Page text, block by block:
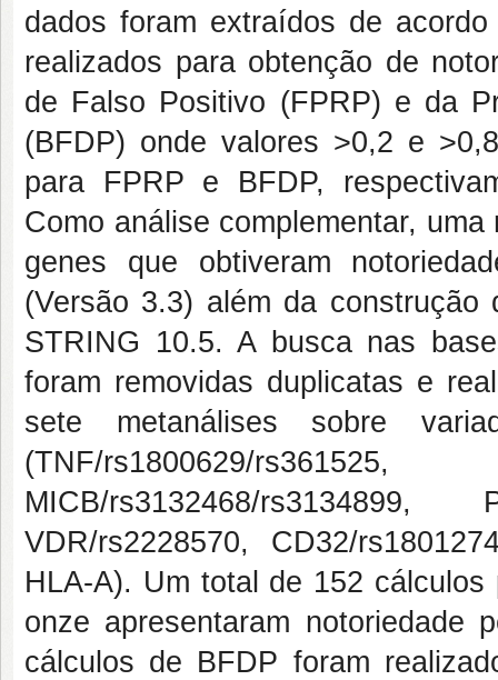
dados foram extraídos de
realizados para obtenção de
de Falso Positivo (FPRP) e da
(BFDP) onde valores >0,2 e
para FPRP e BFDP,
Como análise complementar,
genes que obtiveram
(Versão 3.3) além da
STRING 10.5. A busca nas
foram removidas duplicatas e
sete metanálises sobre
(TNF/rs1800629/
MICB/rs3132468/rs3134899,
VDR/rs2228570, CD32/
HLA-A). Um total de 152
onze apresentaram notoriedade
cálculos de BFDP foram